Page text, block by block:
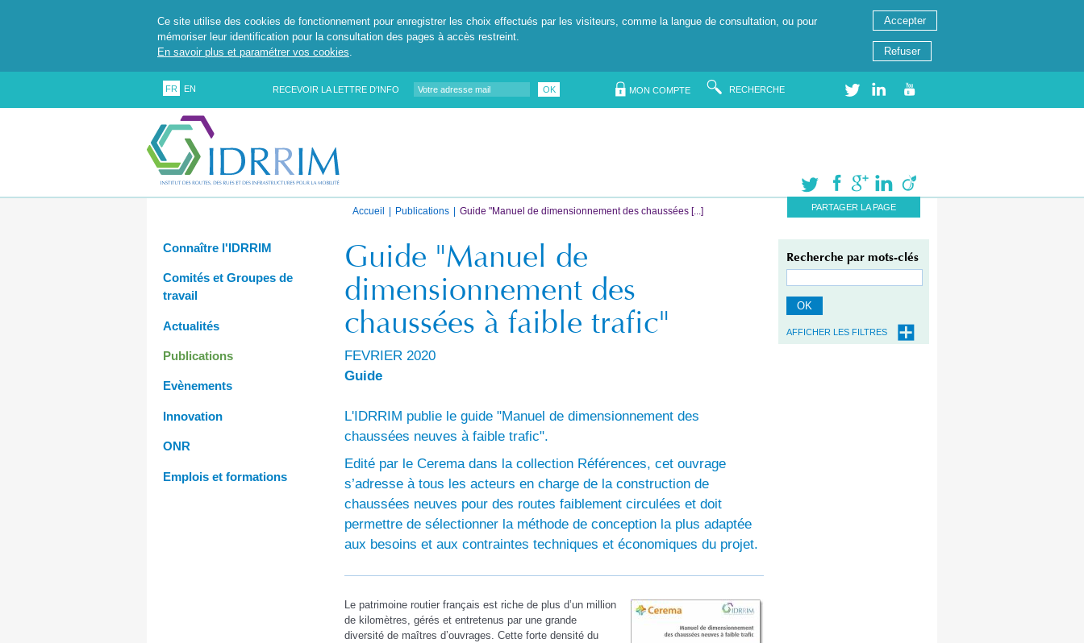
Ce site utilise des cookies de fonctionnement pour enregistrer les choix effectués par les visiteurs, comme la langue de consultation, ou pour
mémoriser leur identification pour la consultation des pages à accès restreint.
En savoir plus et paramétrer vos cookies
Accepter
Refuser
FR EN RECEVOIR LA LETTRE D'INFO OK MON COMPTE RECHERCHE
PARTAGER LA PAGE
Accueil Publications Guide "Manuel de dimensionnement des chaussées [...]
Connaître l'IDRRIM
Comités et Groupes de
travail
Actualités
Publications
Evènements
Innovation
ONR
Emplois et formations
Guide "Manuel de
dimensionnement des
chaussées à faible trafic"
FEVRIER 2020
Guide
L'IDRRIM publie le guide "Manuel de dimensionnement des
chaussées neuves à faible trafic".
Edité par le Cerema dans la collection Références, cet ouvrage
s’adresse à tous les acteurs en charge de la construction de
chaussées neuves pour des routes faiblement circulées et doit
permettre de sélectionner la méthode de conception la plus adaptée
aux besoins et aux contraintes techniques et économiques du projet.
Le patrimoine routier français est riche de plus d’un million
de kilomètres, gérés et entretenus par une grande
diversité de maîtres d’ouvrages. Cette forte densité du
Recherche par mots-clés
OK
AFFICHER LES FILTRES